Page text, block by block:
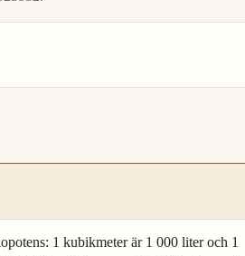
1 kubikmeter är 1 000 liter och 1